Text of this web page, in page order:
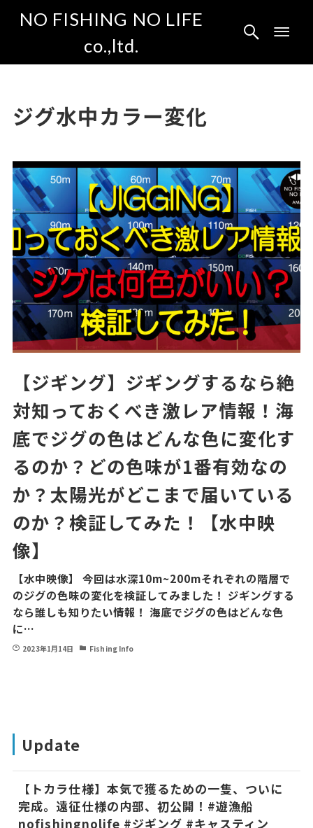
NO FISHING NO LIFE
co.,ltd.
ジグ水中カラー変化
【ジギング】ジギングするなら絶
対知っておくべき激レア情報！海
底でジグの色はどんな色に変化す
るのか？どの色味が1番有効なの
か？太陽光がどこまで届いている
のか？検証してみた！【水中映
像】
【水中映像】 今回は水深10m~200mそれぞれの階層で
のジグの色味の変化を検証してみました！ ジギングする
なら誰しも知りたい情報！ 海底でジグの色はどんな色
に…
2023年1月14日 Fishing Info
Update
【トカラ仕様】本気で獲るための一隻、ついに
完成。遠征仕様の内部、初公開！#遊漁船
nofishingnolife #ジギング #キャスティン